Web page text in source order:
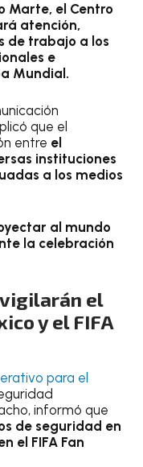
Marte, el Centro
atención,
de trabajo a los
e
Mundial.
que el
entre el
instituciones
a los medios
al mundo
la celebración
vigilarán el
y el FIFA
para el
informó que
de seguridad en
el FIFA Fan